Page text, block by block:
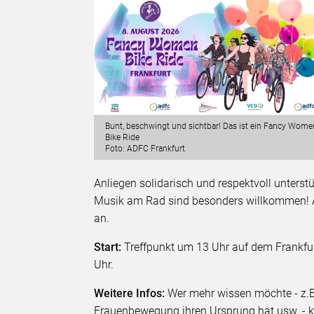
Bunt, beschwingt und sichtbar! Das ist ein Fancy
Bike Ride
Foto: ADFC Frankfurt
Anliegen solidarisch und respektvoll
Musik am Rad sind besonders
an.
Start: Treffpunkt um 13 Uhr auf dem
Uhr.
Weitere Infos: Wer mehr wissen möchte -
Frauenbewegung ihren Ursprung hat usw. -